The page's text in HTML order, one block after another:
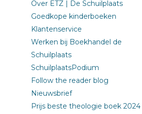
Over ETZ | De Schuilplaats
Goedkope kinderboeken
Klantenservice
Werken bij Boekhandel de
Schuilplaats
SchuilplaatsPodium
Follow the reader blog
Nieuwsbrief
Prijs beste theologie boek 2024